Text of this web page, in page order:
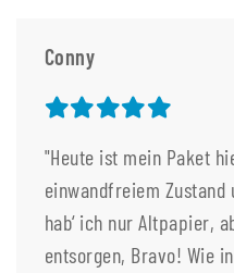
Conny
"Heute ist mein Paket
einwandfreiem Zustand
hab‘ ich nur Altpapier,
entsorgen, Bravo! Wie